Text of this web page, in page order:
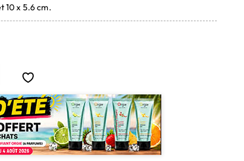
10 x 5.6 cm.